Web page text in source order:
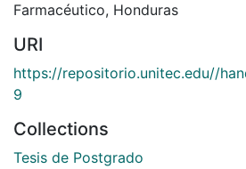
Farmacéutico, Honduras
URI
https://repositorio.unitec.edu//
9
Collections
Tesis de Postgrado